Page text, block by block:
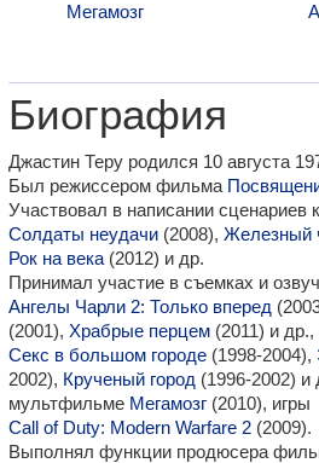
Мегамозг
Биография
Джастин Теру родился 10 августа
Был режиссером фильма
Участвовал в написании сценариев
Солдаты неудачи (2008), Железный
Рок на века (2012) и др.
Принимал участие в съемках и
Ангелы Чарли 2: Только вперед
(2001), Храбрые перцем (2011) и
Секс в большом городе (1998-2004),
2002), Крученый город (1996-2002) и
мультфильме Мегамозг (2010), игры
Call of Duty: Modern Warfare 2 (2009).
Выполнял функции продюсера